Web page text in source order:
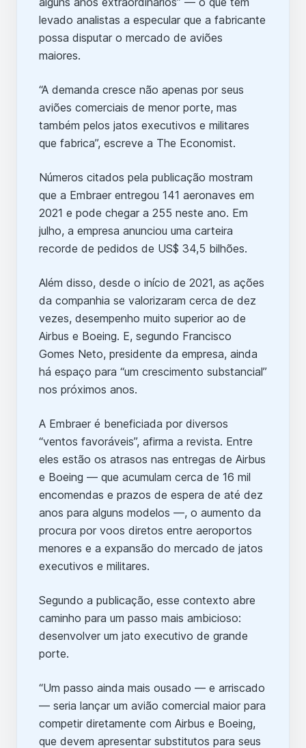
levado analistas a especular que a fabricante
possa disputar o mercado de aviões
maiores.
“A demanda cresce não apenas por seus
aviões comerciais de menor porte, mas
também pelos jatos executivos e militares
que fabrica”, escreve a The Economist.
Números citados pela publicação mostram
que a Embraer entregou 141 aeronaves em
2021 e pode chegar a 255 neste ano. Em
julho, a empresa anunciou uma carteira
recorde de pedidos de US$ 34,5 bilhões.
Além disso, desde o início de 2021, as ações
da companhia se valorizaram cerca de dez
vezes, desempenho muito superior ao de
Airbus e Boeing. E, segundo Francisco
Gomes Neto, presidente da empresa, ainda
há espaço para “um crescimento substancial”
nos próximos anos.
A Embraer é beneficiada por diversos
“ventos favoráveis”, afirma a revista. Entre
eles estão os atrasos nas entregas de Airbus
e Boeing — que acumulam cerca de 16 mil
encomendas e prazos de espera de até dez
anos para alguns modelos —, o aumento da
procura por voos diretos entre aeroportos
menores e a expansão do mercado de jatos
executivos e militares.
Segundo a publicação, esse contexto abre
caminho para um passo mais ambicioso:
desenvolver um jato executivo de grande
porte.
“Um passo ainda mais ousado — e arriscado
— seria lançar um avião comercial maior para
competir diretamente com Airbus e Boeing,
que devem apresentar substitutos para seus